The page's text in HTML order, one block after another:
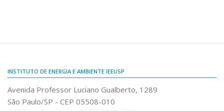
Seminários
Teses
Patentes
INSTITUTO DE ENERGIA E AMBIENTE IEEUSP
Avenida Professor Luciano Gualberto, 1289
São Paulo/SP - CEP 05508-010